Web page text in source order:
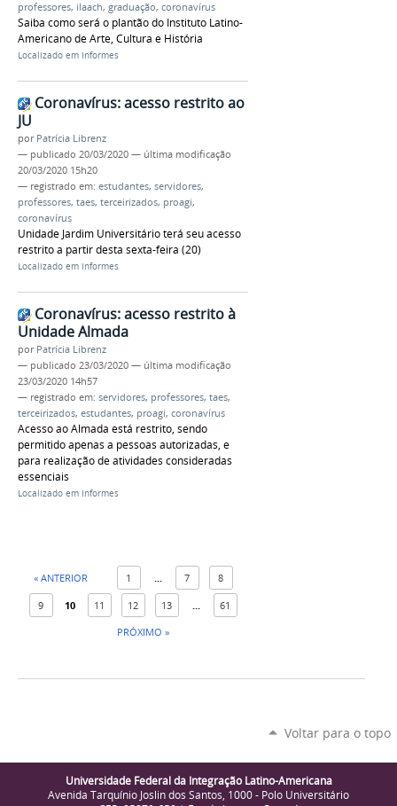
professores, ilaach, graduação, coronavírus
Saiba como será o plantão do Instituto Latino-
Americano de Arte, Cultura e História
Localizado em Informes
Coronavírus: acesso restrito ao
JU
por Patrícia Librenz
— publicado 20/03/2020 — última modificação
20/03/2020 15h20
— registrado em: estudantes, servidores,
professores, taes, terceirizados, proagi,
coronavírus
Unidade Jardim Universitário terá seu acesso
restrito a partir desta sexta-feira (20)
Localizado em Informes
Coronavírus: acesso restrito à
Unidade Almada
por Patrícia Librenz
— publicado 23/03/2020 — última modificação
23/03/2020 14h57
— registrado em: servidores, professores, taes,
terceirizados, estudantes, proagi, coronavírus
Acesso ao Almada está restrito, sendo
permitido apenas a pessoas autorizadas, e
para realização de atividades consideradas
essenciais
Localizado em Informes
« ANTERIOR 1 7 8
9 10 11 12 13
61
PRÓXIMO »
Voltar para o topo
Universidade Federal da Integração Latino-Americana
Avenida Tarquínio Joslin dos Santos, 1000 - Polo Universitário